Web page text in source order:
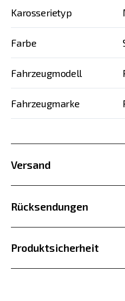
Karosserietyp
Farbe
Fahrzeugmodell
Fahrzeugmarke
Versand
Rücksendungen
Produktsicherheit